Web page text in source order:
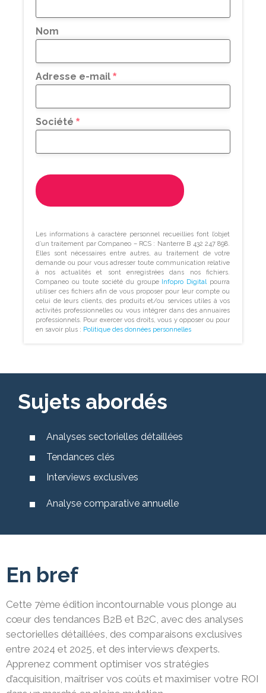
Nom
Adresse e-mail *
Société *
Les informations à caractère personnel recueillies font l’objet
d’un traitement par Companeo – RCS : Nanterre B 432 247 898.
Elles sont nécessaires entre autres, au traitement de votre
demande ou pour vous adresser toute communication relative
à nos actualités et sont enregistrées dans nos fichiers.
Companeo ou toute société du groupe
Infopro Digitalpourra
utiliser ces fichiers afin de vous proposer pour leur compte ou
celui de leurs clients, des produits et/ou services utiles à vos
activités professionnelles ou vous intégrer dans des annuaires
professionnels. Pour exercer vos droits, vous y opposer ou pour
en savoir plus : Politique des données personnelles
Sujets abordés
Analyses sectorielles détaillées
Tendances clés
Interviews exclusives
Analyse comparative annuelle
En bref
Cette 7ème édition incontournable vous plonge au
cœur des tendances B2B et B2C, avec des analyses
sectorielles détaillées, des comparaisons exclusives
entre 2024 et 2025, et des interviews d’experts. ​
Apprenez comment optimiser vos stratégies
d’acquisition, maîtriser vos coûts et maximiser votre ROI